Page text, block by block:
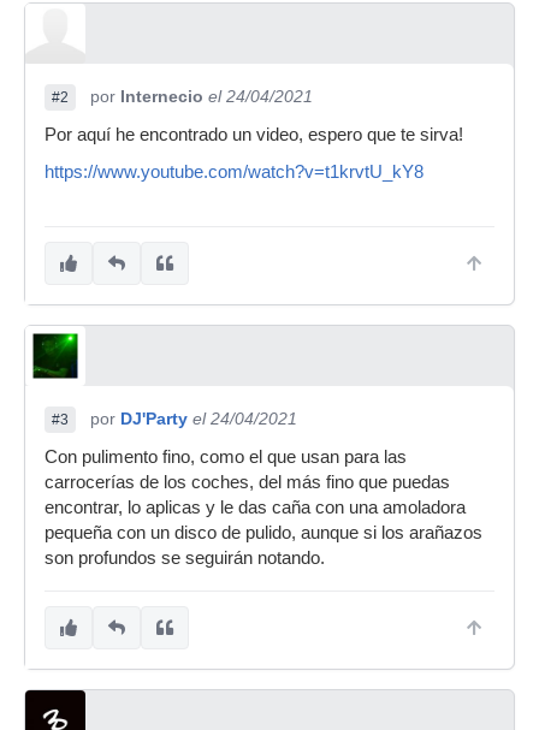
#2 por Internecio el 24/04/2021
Por aquí he encontrado un video, espero que te sirva!
https://www.youtube.com/watch?v=t1krvtU_kY8
#3 por DJ'Party el 24/04/2021
Con pulimento fino, como el que usan para las
carrocerías de los coches, del más fino que puedas
encontrar, lo aplicas y le das caña con una amoladora
pequeña con un disco de pulido, aunque si los arañazos
son profundos se seguirán notando.